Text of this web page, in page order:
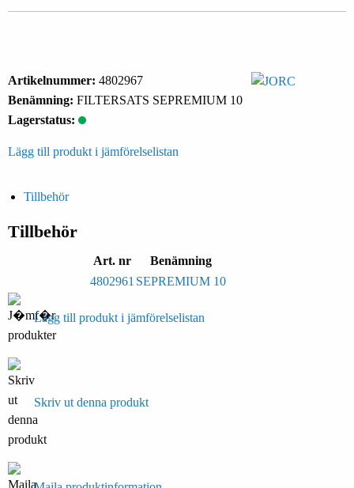
Artikelnummer: 4802967
Benämning: FILTERSATS SEPREMIUM 10
Lagerstatus:
Lägg till produkt i jämförelselistan
Tillbehör
Tillbehör
Art. nr
Benämning
4802961 SEPREMIUM 10
Lägg till produkt i jämförelselistan
Skriv ut denna produkt